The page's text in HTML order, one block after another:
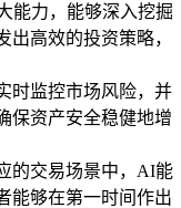
能力，能够深入挖掘
高效的投资策略，
时监控市场风险，并
保资产安全稳健地增
的交易场景中，AI能
能够在第一时间作出